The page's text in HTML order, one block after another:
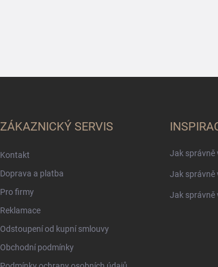
ZÁKAZNICKÝ SERVIS
Kontakt
Doprava a platba
Pro firmy
Reklamace
Odstoupení od kupní smlouvy
Obchodní podmínky
Jak správně
Jak správně
Jak správně